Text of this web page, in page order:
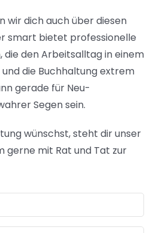
wir dich auch über diesen
smart bietet professionelle
die den Arbeitsalltag in einem
die Buchhaltung extrem
gerade für Neu-
Segen sein.
wünschst, steht dir unser
gerne mit Rat und Tat zur